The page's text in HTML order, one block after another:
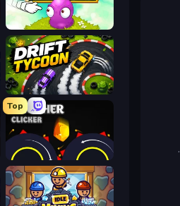
.
Clicker Heroes
Drift Tycoon
Top
Crusher Clicker